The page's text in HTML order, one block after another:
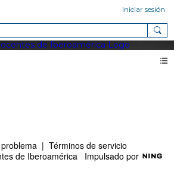
Iniciar sesión
| Términos de servicio
de Iberoamérica Impulsado por